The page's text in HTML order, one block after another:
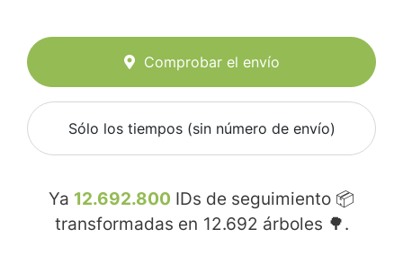
Comprobar el envío
Sólo los tiempos (sin número de envío)
Ya 12.692.800 IDs de seguimiento 📦
transformadas en 12.692 árboles 🌳.